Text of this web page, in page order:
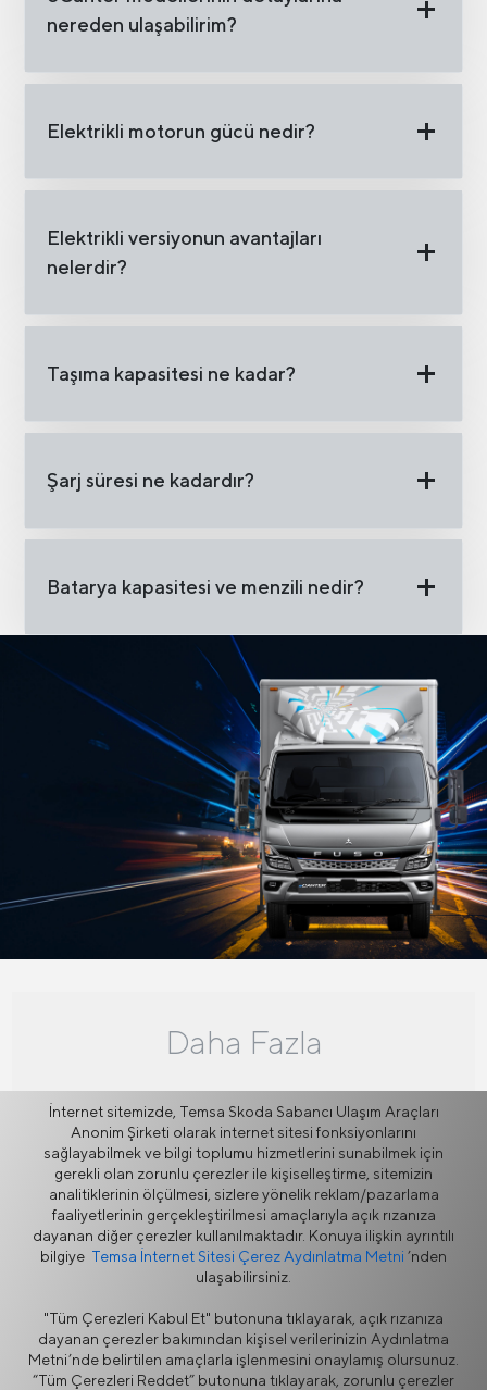
nereden ulaşabilirim?
Elektrikli motorun gücü nedir?
Elektrikli versiyonun avantajları
nelerdir?
Taşıma kapasitesi ne kadar?
Şarj süresi ne kadardır?
Batarya kapasitesi ve menzili nedir?
Daha Fazla
animated_images
Galeri
rate_review
Teklif Alın
İnternet sitemizde, Temsa Skoda Sabancı Ulaşım Araçları
Anonim Şirketi olarak internet sitesi fonksiyonlarını
sağlayabilmek ve bilgi toplumu hizmetlerini sunabilmek için
gerekli olan zorunlu çerezler ile kişiselleştirme, sitemizin
analitiklerinin ölçülmesi, sizlere yönelik reklam/pazarlama
faaliyetlerinin gerçekleştirilmesi amaçlarıyla açık rızanıza
dayanan diğer çerezler kullanılmaktadır. Konuya ilişkin ayrıntılı
bilgiye Temsa İnternet Sitesi Çerez Aydınlatma Metni ’nden
ulaşabilirsiniz.
"Tüm Çerezleri Kabul Et" butonuna tıklayarak, açık rızanıza
dayanan çerezler bakımından kişisel verilerinizin Aydınlatma
Metni’nde belirtilen amaçlarla işlenmesini onaylamış olursunuz.
“Tüm Çerezleri Reddet” butonuna tıklayarak, zorunlu çerezler